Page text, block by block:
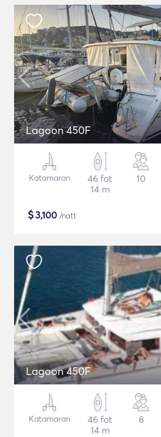
Lagoon 450F
Katamaran
46 fot
14 m
10
$3,100 /natt
Lagoon 450F
Katamaran
46 fot
14 m
8